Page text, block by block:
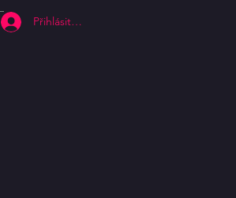
Přihlásit se